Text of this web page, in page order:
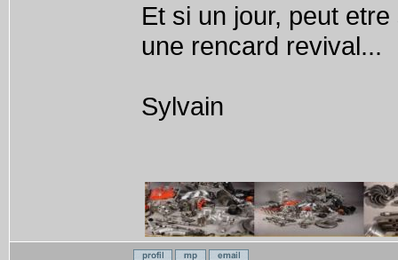
Et si un jour, peut
une rencard revival...
Sylvain